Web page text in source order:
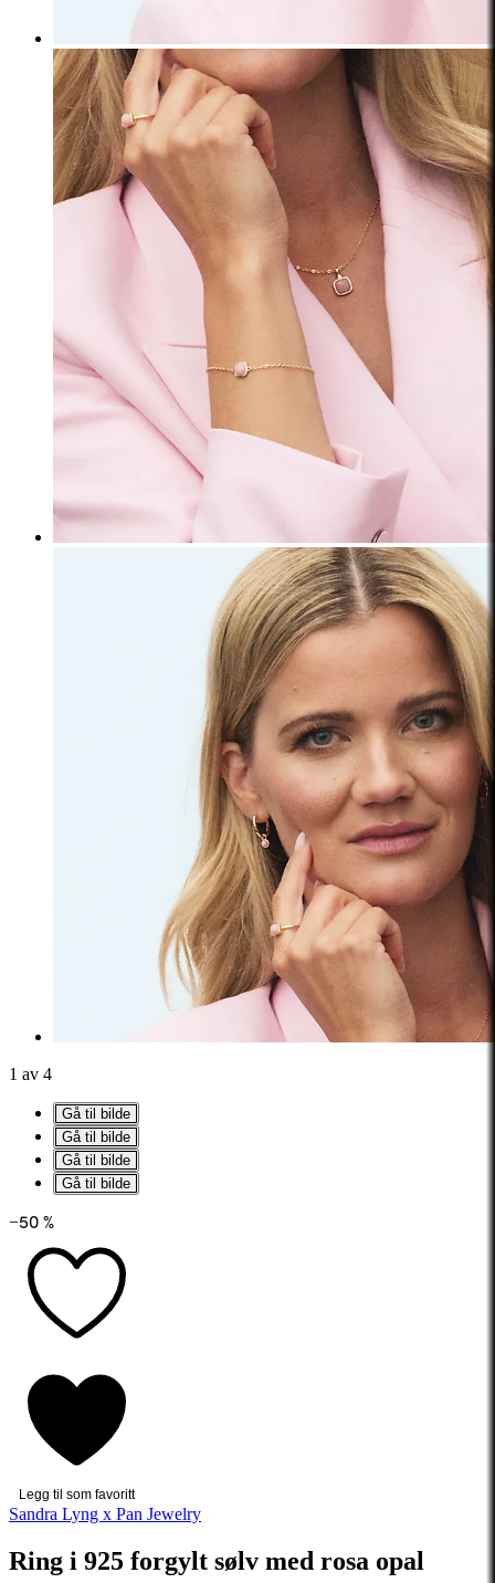
1 av 4
Gå til bilde
Gå til bilde
Gå til bilde
Gå til bilde
−50 %
Legg til som favoritt
Sandra Lyng x Pan Jewelry
Ring i 925 forgylt sølv med rosa opal